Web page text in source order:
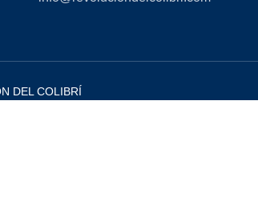
DEL COLIBRÍ